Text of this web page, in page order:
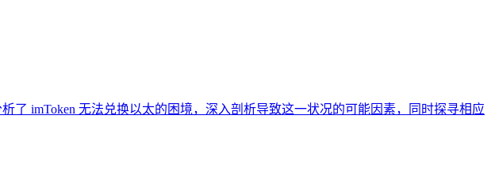
了 imToken 无法兑换以太的困境，深入剖析导致这一状况的可能因素，同时探寻相应